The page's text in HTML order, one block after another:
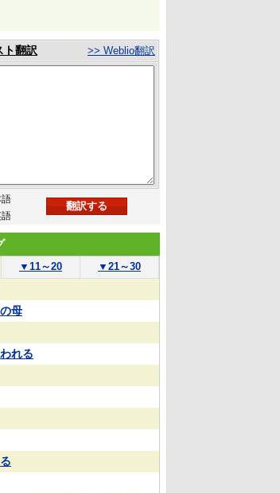
ト翻訳 >> Weblio翻訳
▼ 11～20 ▼ 21～30
母
れる